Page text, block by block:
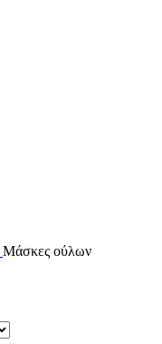
Μάσκες ούλων